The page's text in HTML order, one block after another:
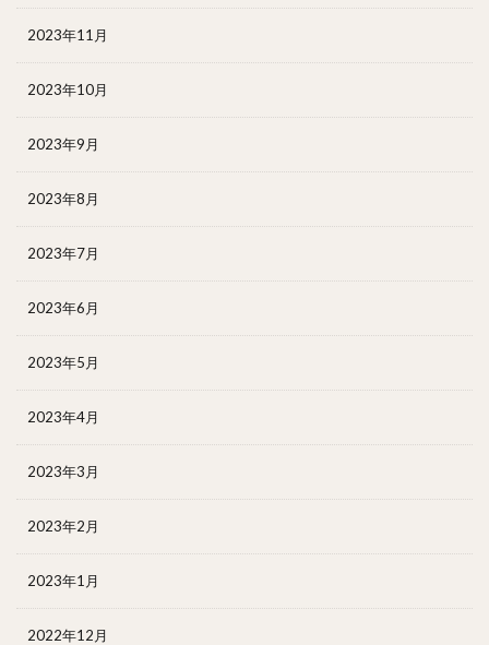
2023年11月
2023年10月
2023年9月
2023年8月
2023年7月
2023年6月
2023年5月
2023年4月
2023年3月
2023年2月
2023年1月
2022年12月